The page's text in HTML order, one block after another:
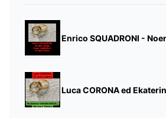
Enrico SQUADRONI -
Luca CORONA ed